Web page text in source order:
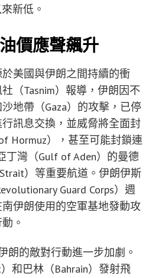
新低。
價應聲飆升
美國與伊朗之間持續的衝
（Tasnim）報導，伊朗因不
地帶（Gaza）的攻擊，已停
訊息交換，並威脅將全面封
Hormuz），甚至可能封鎖連
丁灣（Gulf of Aden）的曼德
）等重要航道。伊朗伊斯
Guard Corps）週
伊朗使用的空軍基地發動攻
。
朗的敵對行動進一步加劇。
和巴林（Bahrain）發射飛